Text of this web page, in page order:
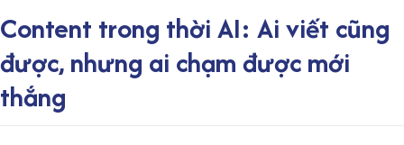
Content trong thời AI: Ai viết cũng
được, nhưng ai chạm được mới
thắng